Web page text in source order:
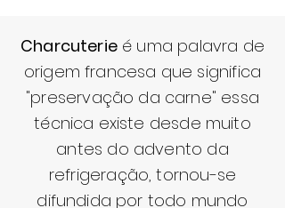
Charcuterieé uma palavra de
origem francesa que significa
"preservação da carne" essa
técnica existe desde muito
antes do advento da
refrigeração, tornou-se
difundida por todo mundo